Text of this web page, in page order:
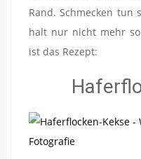
Rand. Schmecken tun
halt nur nicht mehr
ist das Rezept: